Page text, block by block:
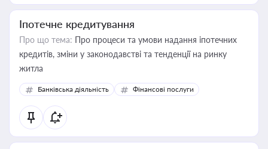
Іпотечне кредитування
Про що тема: Про процеси та умови надання іпотечних
кредитів, зміни у законодавстві та тенденції на ринку
житла
Банківська діяльність Фінансові послуги